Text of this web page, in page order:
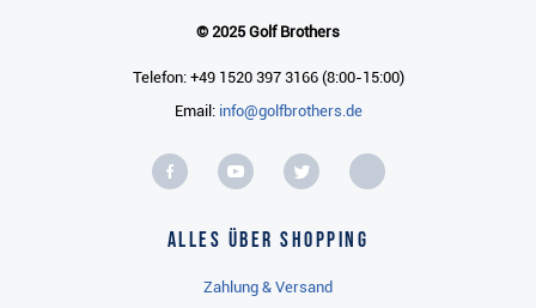
© 2025 Golf Brothers
Telefon: +49 1520 397 3166 (8:00-15:00)
Email: info@golfbrothers.de
Alles über Shopping
Zahlung & Versand